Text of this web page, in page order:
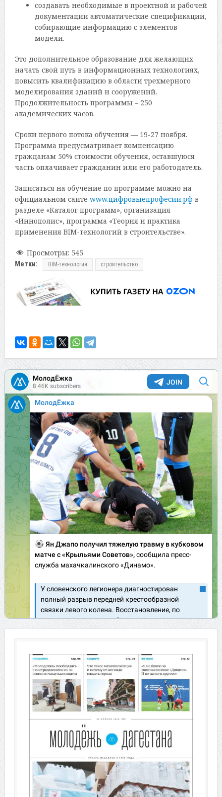
создавать необходимые в проектной и рабочей
документации автоматические спецификации,
собирающие информацию с элементов
модели.
Это дополнительное образование для желающих
начать свой путь в информационных технологиях,
повысить квалификацию в области трехмерного
моделирования зданий и сооружений.
Продолжительность программы – 250
академических часов.
Сроки первого потока обучения — 19-27 ноября.
Программа предусматривает компенсацию
гражданам 50% стоимости обучения, оставшуюся
часть оплачивает гражданин или его работодатель.
Записаться на обучение по программе можно на
официальном сайте www.цифровыепрофесии.рф в
разделе «Каталог программ», организация
«Иннополис», программа «Теория и практика
применения BIM-технологий в строительстве».
Просмотры: 545
Метки: BIM-технология строительство